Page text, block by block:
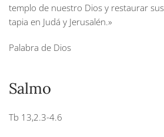
templo de nuestro Dios y restaurar
tapia en Judá y Jerusalén.»
Palabra de Dios
Salmo
Tb 13,2.3-4.6